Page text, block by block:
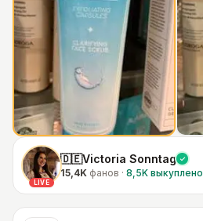
LIVE
🇩🇪Victoria Sonntag
15,4K фанов · 8,5K выкуплено